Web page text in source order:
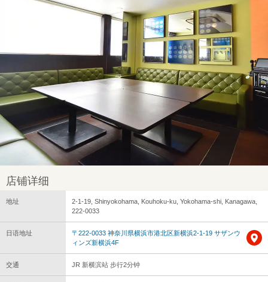
店铺详细
地址
2-1-19, Shinyokohama, Kouhoku-ku, Yokohama-shi, Kanagawa,
222-0033
日语地址
〒222-0033 神奈川県横浜市港北区新横浜2-1-19 サザンウ
ィンズ新横浜4F
交通 JR 新横滨站 步行2分钟